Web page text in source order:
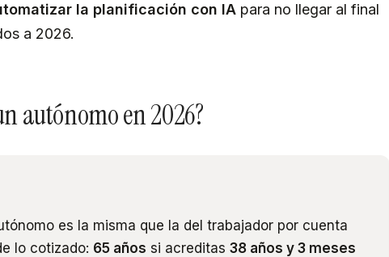
la planificación con IA para no llegar al final
a 2026.
autónomo en 2026?
es la misma que la del trabajador por cuenta
lo cotizado: 65 años si acreditas 38 años y 3 meses